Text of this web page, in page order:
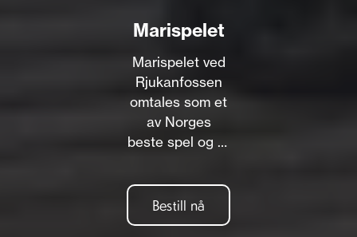
Marispelet
Marispelet ved
Rjukanfossen
omtales som et
av Norges
beste spel og er
gammelt sagn.
Sagnet handler
om Mari og
Bestill nå